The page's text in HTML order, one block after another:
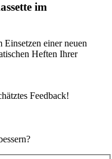
im
einer neuen
Heften Ihrer
Feedback!